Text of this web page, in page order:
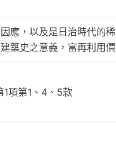
應，以及是日治時代的
築史之意義，富再利用價
項第1、4、5款